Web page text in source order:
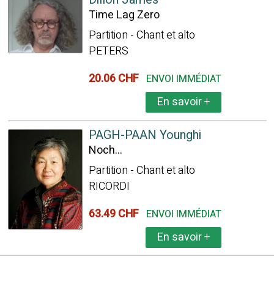
Time Lag Zero
Partition - Chant et alto
PETERS
20.06 CHF ENVOI IMMÉDIAT
En savoir+
PAGH-PAAN Younghi
Noch...
Partition - Chant et alto
RICORDI
63.49 CHF ENVOI IMMÉDIAT
En savoir+